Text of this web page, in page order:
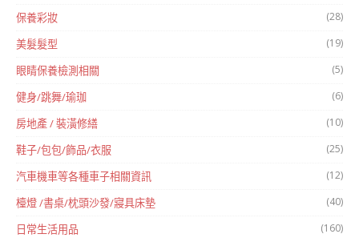
保養彩妝 (28)
美髮髮型 (19)
眼睛保養檢測相關 (5)
健身/跳舞/瑜珈 (6)
房地產 / 裝潢修繕 (10)
鞋子/包包/飾品/衣服 (25)
汽車機車等各種車子相關資訊 (12)
檯燈 /書桌/枕頭沙發/寢具床墊 (40)
日常生活用品 (160)